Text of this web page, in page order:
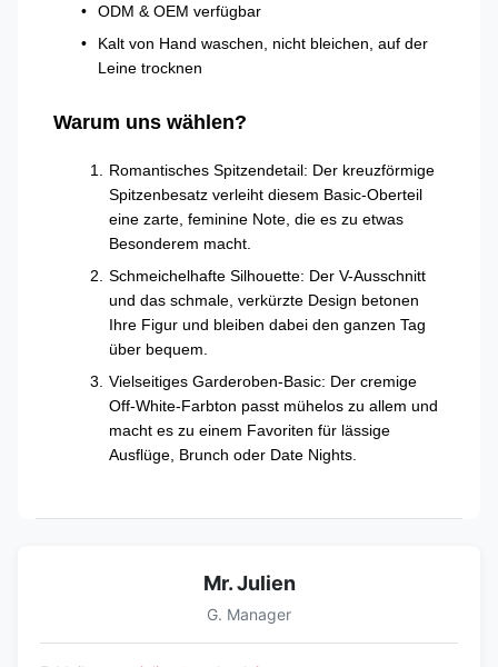
ODM & OEM verfügbar
Kalt von Hand waschen, nicht bleichen, auf der
Leine trocknen
Warum uns wählen?
Romantisches Spitzendetail: Der kreuzförmige
Spitzenbesatz verleiht diesem Basic-Oberteil
eine zarte, feminine Note, die es zu etwas
Besonderem macht.
Schmeichelhafte Silhouette: Der V-Ausschnitt
und das schmale, verkürzte Design betonen
Ihre Figur und bleiben dabei den ganzen Tag
über bequem.
Vielseitiges Garderoben-Basic: Der cremige
Off-White-Farbton passt mühelos zu allem und
macht es zu einem Favoriten für lässige
Ausflüge, Brunch oder Date Nights.
Mr. Julien
G. Manager